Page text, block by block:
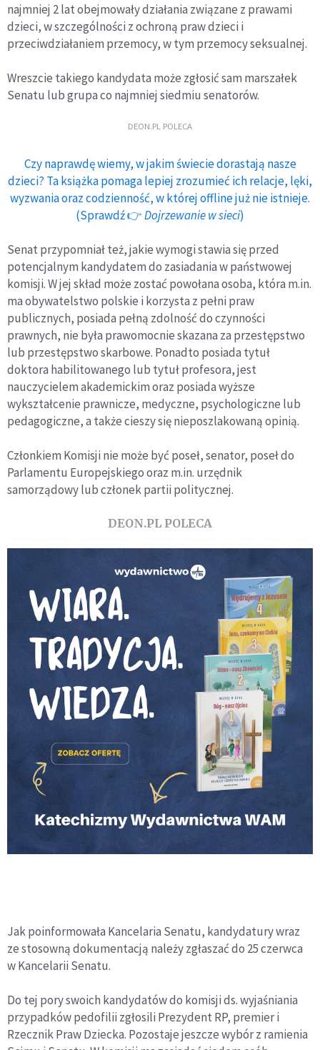
najmniej 2 lat obejmowały działania związane z prawami
dzieci, w szczególności z ochroną praw dzieci i
przeciwdziałaniem przemocy, w tym przemocy seksualnej.
Wreszcie takiego kandydata może zgłosić sam marszałek
Senatu lub grupa co najmniej siedmiu senatorów.
DEON.PL POLECA
Czy naprawdę wiemy, w jakim świecie dorastają nasze
dzieci? Ta książka pomaga lepiej zrozumieć ich relacje, lęki,
wyzwania oraz codzienność, w której offline już nie istnieje.
(Sprawdź 👉Dojrzewanie w sieci)
Senat przypomniał też, jakie wymogi stawia się przed
potencjalnym kandydatem do zasiadania w państwowej
komisji. W jej skład może zostać powołana osoba, która m.in.
ma obywatelstwo polskie i korzysta z pełni praw
publicznych, posiada pełną zdolność do czynności
prawnych, nie była prawomocnie skazana za przestępstwo
lub przestępstwo skarbowe. Ponadto posiada tytuł
doktora habilitowanego lub tytuł profesora, jest
nauczycielem akademickim oraz posiada wyższe
wykształcenie prawnicze, medyczne, psychologiczne lub
pedagogiczne, a także cieszy się nieposzlakowaną opinią.
Członkiem Komisji nie może być poseł, senator, poseł do
Parlamentu Europejskiego oraz m.in. urzędnik
samorządowy lub członek partii politycznej.
DEON.PL POLECA
Jak poinformowała Kancelaria Senatu, kandydatury wraz
ze stosowną dokumentacją należy zgłaszać do 25 czerwca
w Kancelarii Senatu.
Do tej pory swoich kandydatów do komisji ds. wyjaśniania
przypadków pedofilii zgłosili Prezydent RP, premier i
Rzecznik Praw Dziecka. Pozostaje jeszcze wybór z ramienia